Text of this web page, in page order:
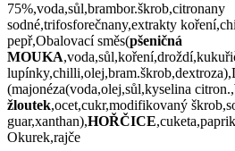
75%,voda,sůl,brambor.škrob,citronany
sodné,trifosforečnany,extrakty
pepř,Obalovací směs(pšeničná
MOUKA
(majonéza(voda,olej,sůl,kyselina citron.,
žloutek,ocet,cukr,modifikovaný
guar,xanthan),HOŘČICE
Okurek,rajče